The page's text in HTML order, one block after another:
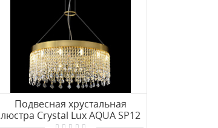
Подвесная хрустальная
люстра Crystal Lux AQUA SP12